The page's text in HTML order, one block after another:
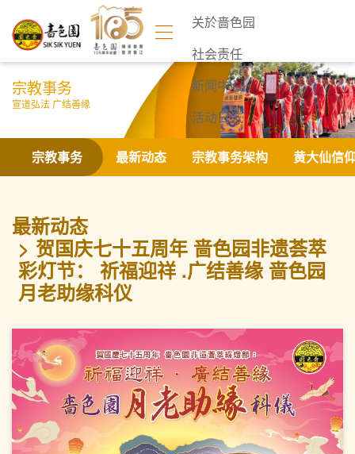
关於啬色园
社会责任
新闻中心
活动日志
联络我们
宗教事务
宣道弘法 广结善缘
宗教事务 最新动态 宗教事务架构 黄大仙信
最新动态
贺国庆七十五周年 啬色园非遗荟萃
彩灯节： 祈福迎祥 .广结善缘 啬色园
月老助缘科仪